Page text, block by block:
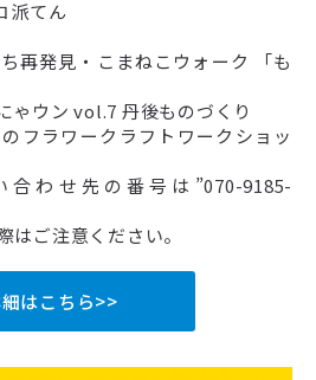
てん
発見・こまねこウォーク 「も
ウン vol.7 丹後ものづくり
ラワークラフトワークショッ
せ先の番号は”070-9185-
注意ください。
はこちら>>